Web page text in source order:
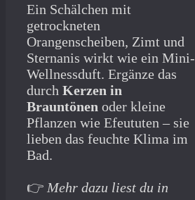
Ein Schälchen mit
getrockneten
Orangenscheiben, Zimt und
Sternanis wirkt wie ein Mini-
Wellnessduft. Ergänze das
durch Kerzen in
Brauntönen oder kleine
Pflanzen wie Efeututen – sie
lieben das feuchte Klima im
Bad.
👉 Mehr dazu liest du in